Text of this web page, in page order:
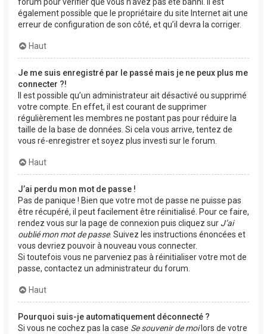
également possible que le propriétaire du site Internet ait une
erreur de configuration de son côté, et qu’il devra la corriger.
Haut
Je me suis enregistré par le passé mais je ne peux plus me
connecter ?!
Il est possible qu’un administrateur ait désactivé ou supprimé
votre compte. En effet, il est courant de supprimer
régulièrement les membres ne postant pas pour réduire la
taille de la base de données. Si cela vous arrive, tentez de
vous ré-enregistrer et soyez plus investi sur le forum.
Haut
J’ai perdu mon mot de passe !
Pas de panique ! Bien que votre mot de passe ne puisse pas
être récupéré, il peut facilement être réinitialisé. Pour ce faire,
rendez vous sur la page de connexion puis cliquez sur J’ai
oublié mon mot de passe. Suivez les instructions énoncées et
vous devriez pouvoir à nouveau vous connecter.
Si toutefois vous ne parveniez pas à réinitialiser votre mot de
passe, contactez un administrateur du forum.
Haut
Pourquoi suis-je automatiquement déconnecté ?
Si vous ne cochez pas la case Se souvenir de moilors de votre